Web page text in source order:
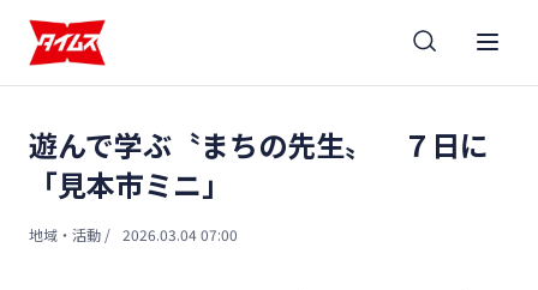
遊んで学ぶ〝まちの先生〟 ７日に
「見本市ミニ」
地域・活動 / 2026.03.04 07:00